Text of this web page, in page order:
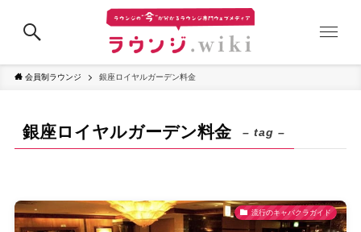
会員制ラウンジ 銀座ロイヤルガーデン料金
銀座ロイヤルガーデン料金 – tag –
流行のキャバクラガイド